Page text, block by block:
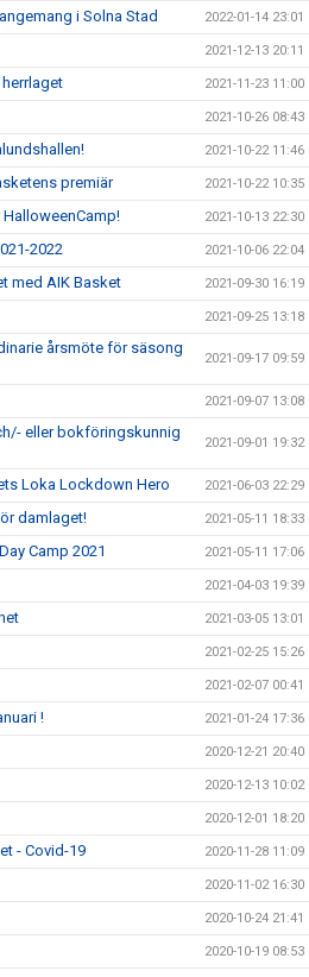
i Solna Stad 2022-01-14 23:01
2021-12-13 20:11
2021-11-23 11:00
2021-10-26 08:43
2021-10-22 11:46
premiär 2021-10-22 10:35
2021-10-13 22:30
2022 2021-10-06 22:04
med AIK Basket 2021-09-30 16:19
2021-09-25 13:18
årsmöte för säsong
2021-09-17 09:59
2021-09-07 13:08
eller bokföringskunnig
2021-09-01 19:32
Loka Lockdown Hero 2021-06-03 22:29
damlaget! 2021-05-11 18:33
Camp 2021 2021-05-11 17:06
2021-04-03 19:39
2021-03-05 13:01
2021-02-25 15:26
2021-02-07 00:41
! 2021-01-24 17:36
2020-12-21 20:40
2020-12-13 10:02
2020-12-01 18:20
- Covid-19 2020-11-28 11:09
2020-11-02 16:30
2020-10-24 21:41
2020-10-19 08:53